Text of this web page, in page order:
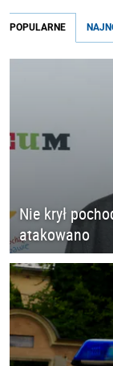
POPULARNE
Nie krył
atakowano